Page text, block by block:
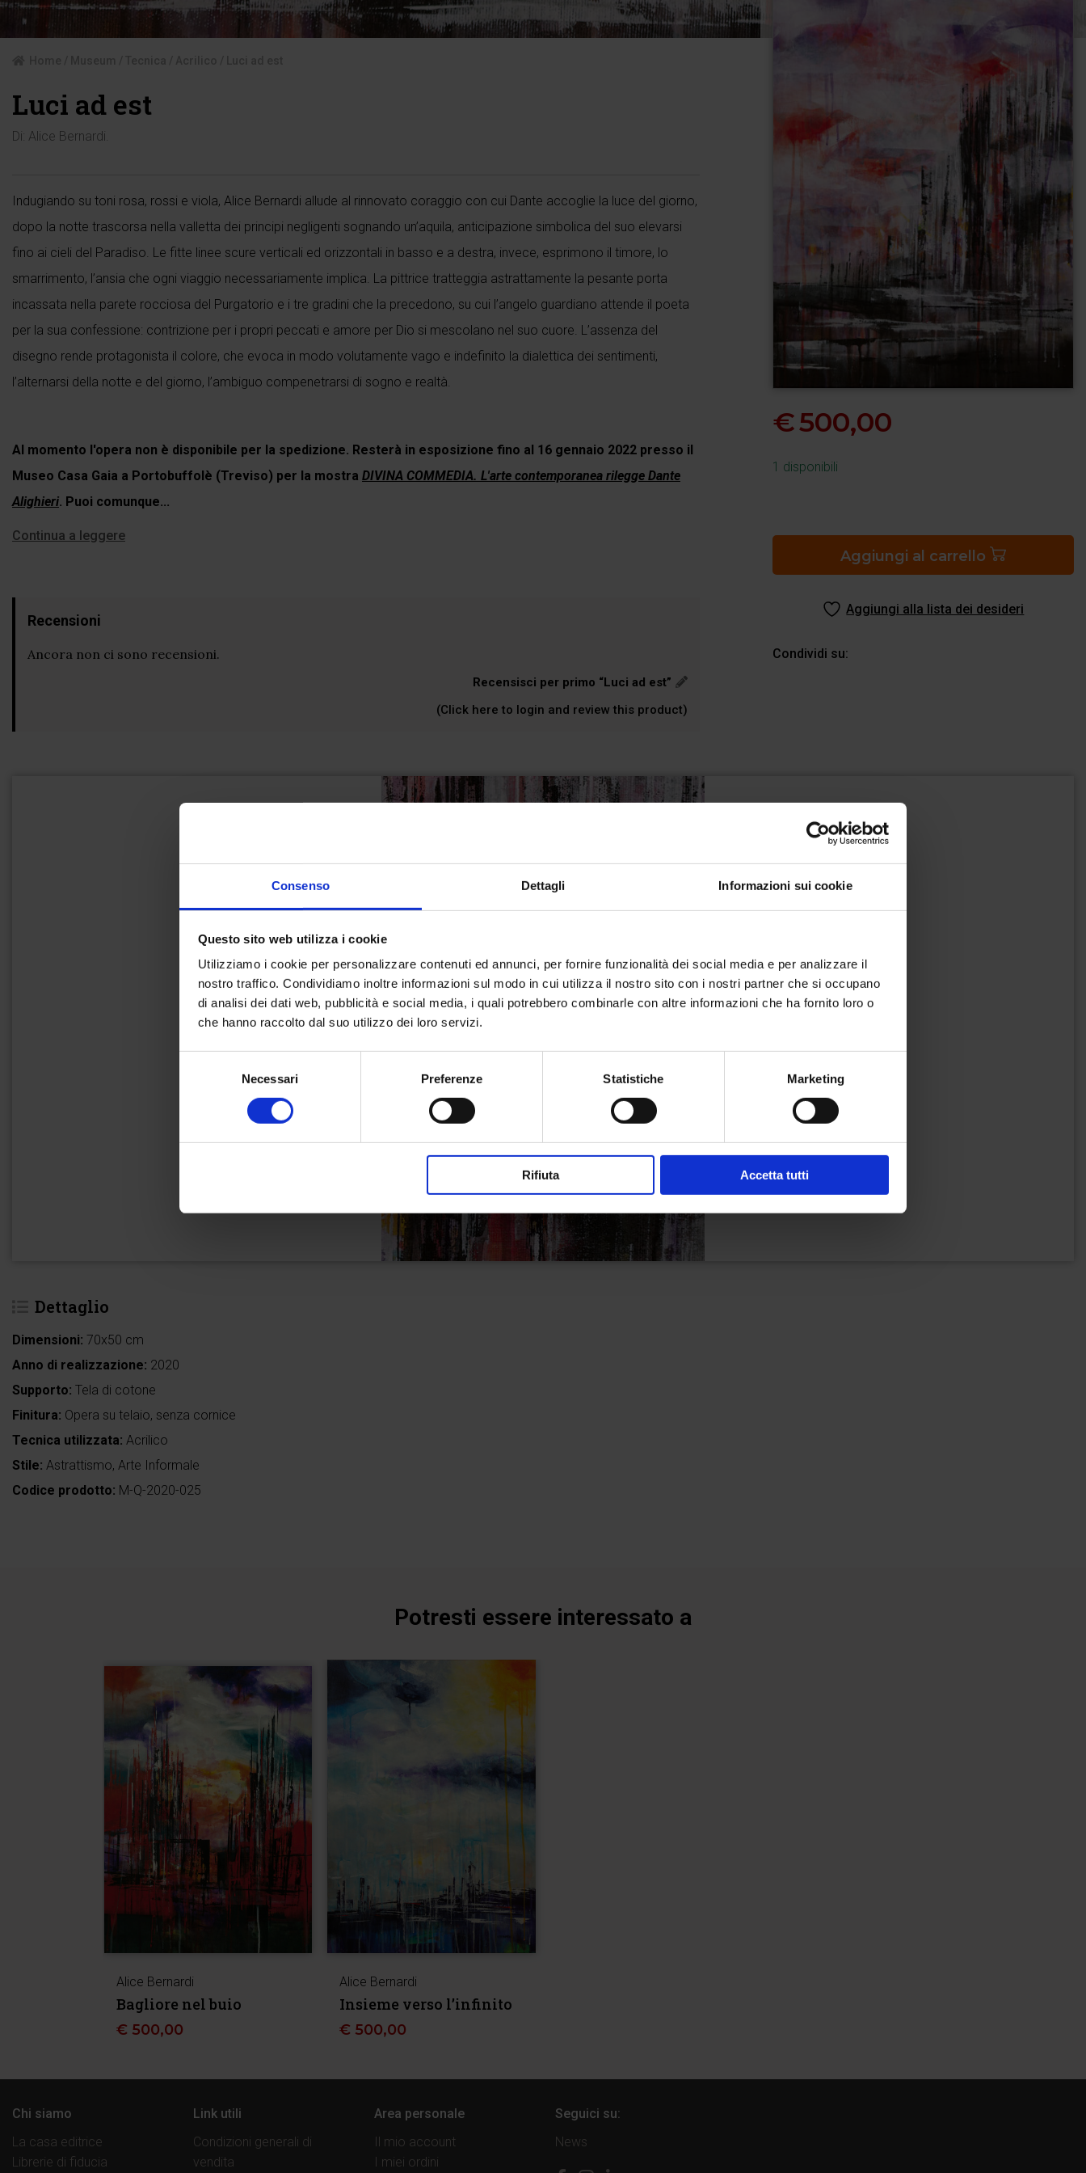
Consenso Dettagli Informazioni sui cookie
Questo sito web utilizza i cookie
Utilizziamo i cookie per personalizzare contenuti ed annunci, per fornire funzionalità dei social media e per analizzare il
nostro traffico. Condividiamo inoltre informazioni sul modo in cui utilizza il nostro sito con i nostri partner che si occupano
di analisi dei dati web, pubblicità e social media, i quali potrebbero combinarle con altre informazioni che ha fornito loro o
che hanno raccolto dal suo utilizzo dei loro servizi.
Necessari Preferenze Statistiche Marketing
Rifiuta Accetta tutti
€500,00
1 disponibili
quantità
Aggiungi al carrello
Aggiungi alla lista dei desideri
Condividi su:
Luci ad est
Di: Alice Bernardi
Indugiando su toni rosa, rossi e viola, Alice Bernardi allude al rinnovato coraggio con cui Dante accoglie la luce del giorno,
dopo la notte trascorsa nella valletta dei principi negligenti sognando un’aquila, anticipazione simbolica del suo elevarsi
fino ai cieli del Paradiso. Le fitte linee scure verticali ed orizzontali in basso e a destra, invece, esprimono il timore, lo
smarrimento, l’ansia che ogni viaggio necessariamente implica. La pittrice tratteggia astrattamente la pesante porta
incassata nella parete rocciosa del Purgatorio e i tre gradini che la precedono, su cui l’angelo guardiano attende il poeta
per la sua confessione: contrizione per i propri peccati e amore per Dio si mescolano nel suo cuore. L’assenza del
disegno rende protagonista il colore, che evoca in modo volutamente vago e indefinito la dialettica dei sentimenti,
l’alternarsi della notte e del giorno, l’ambiguo compenetrarsi di sogno e realtà.
Al momento l'opera non è disponibile per la spedizione. Resterà in esposizione fino al 16 gennaio 2022 presso il
Museo Casa Gaia a Portobuffolè (Treviso) per la mostra DIVINA COMMEDIA. L'arte contemporanea rilegge Dante
Alighieri. Puoi comunque...
Continua a leggere
Recensioni
Ancora non ci sono recensioni.
Recensisci per primo “Luci ad est”
(Click here to login and review this product)
Dettaglio
Dimensioni: 70x50 cm
Anno di realizzazione: 2020
Supporto: Tela di cotone
Finitura: Opera su telaio, senza cornice
Tecnica utilizzata: Acrilico
Stile: Astrattismo, Arte Informale
Codice prodotto: M-Q-2020-025
Potresti essere interessato a
Alice Bernardi
Bagliore nel buio
€ 500,00
Alice Bernardi
Insieme verso l’infinito
€ 500,00
Chi siamo
La casa editrice
Librerie di fiducia
Link utili
Condizioni generali di
vendita
Area personale
Il mio account
I miei ordini
Seguici su:
News